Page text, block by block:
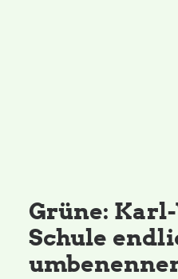
Grünes Zentrum
Grüne:
Schule